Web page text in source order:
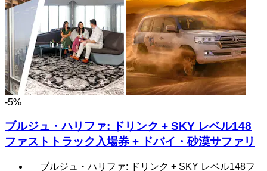
-5%
ブルジュ・ハリファ: ドリンク + SKY レベル148
ファストトラック入場券 + ドバイ・砂漠サファリ
ブルジュ・ハリファ: ドリンク + SKY レベル148フ